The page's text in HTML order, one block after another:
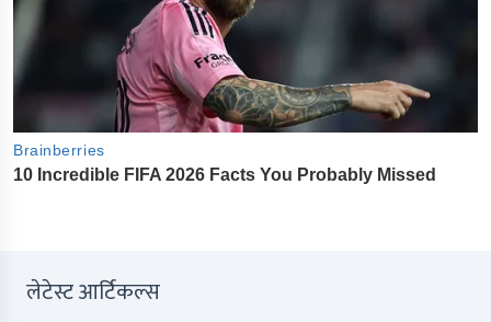
लेटेस्ट आर्टिकल्स